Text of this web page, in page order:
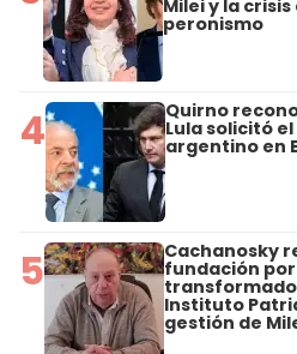
Milei y la
peronismo
4 Quirno
Lula solicitó
argentino en
5 Cachanosky
fundación
transformado
Instituto
gestión de